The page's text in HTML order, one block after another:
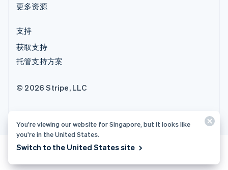
更多资源
支持
获取支持
托管支持方案
© 2026 Stripe, LLC
You’re viewing our website for Singapore, but it looks like
you’re in the United States.
Switch to the United States site